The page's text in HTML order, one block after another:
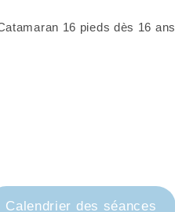
16 pieds dès 16 ans
Calendrier des séances